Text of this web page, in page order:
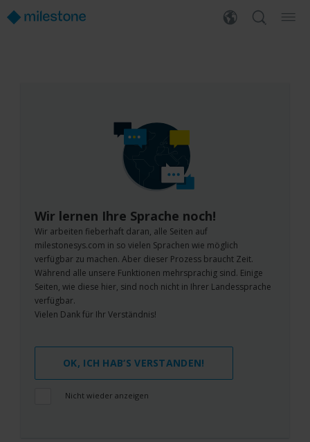
Wir lernen Ihre Sprache noch!
Wir arbeiten fieberhaft daran, alle Seiten auf
milestonesys.com in so vielen Sprachen wie möglich
verfügbar zu machen. Aber dieser Prozess braucht Zeit.
Während alle unsere Funktionen mehrsprachig sind. Einige
Seiten, wie diese hier, sind noch nicht in Ihrer Landessprache
verfügbar.
Vielen Dank für Ihr Verständnis!
OK, ICH HAB‘S VERSTANDEN!
Nicht wieder anzeigen